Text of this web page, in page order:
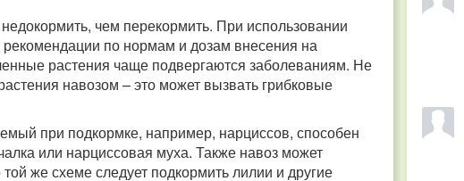
чем перекормить. При использовании
по нормам и дозам внесения на
растения чаще подвергаются заболеваниям. Не
навозом – это может вызвать грибковые
при подкормке, например, нарциссов, способен
или нарциссовая муха. Также навоз может
же схеме следует подкормить лилии и другие